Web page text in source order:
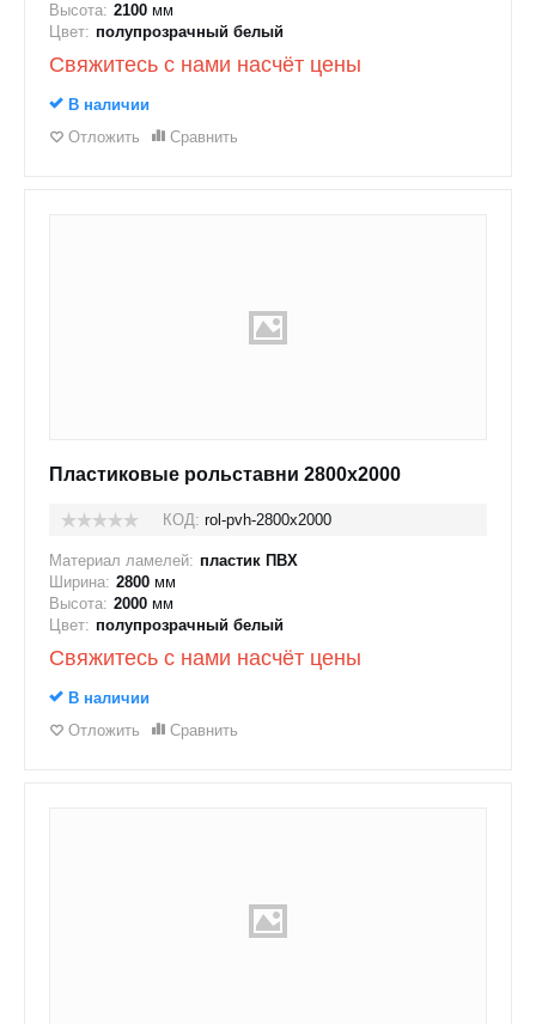
Высота: 2100 мм
Цвет: полупрозрачный белый
Свяжитесь с нами насчёт цены
В наличии
Отложить
Сравнить
Пластиковые рольставни 2800x2000
КОД: rol-pvh-2800x2000
Материал ламелей: пластик ПВХ
Ширина: 2800 мм
Высота: 2000 мм
Цвет: полупрозрачный белый
Свяжитесь с нами насчёт цены
В наличии
Отложить
Сравнить